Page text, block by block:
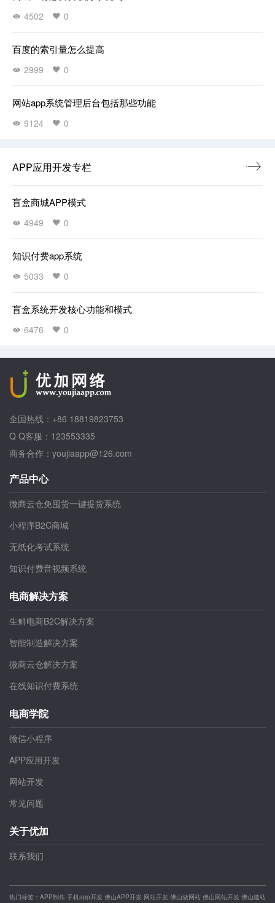
4502 0
百度的索引量怎么提高
2999 0
网站app系统管理后台包括那些功能
9124 0
APP应用开发专栏
盲盒商城APP模式
4949 0
知识付费app系统
5033 0
盲盒系统开发核心功能和模式
6476 0
全国热线：+86 18819823753
Q Q客服：123553335
商务合作：youjiaapp@126.com
产品中心
微商云仓免囤货一键提货系统
小程序B2C商城
无纸化考试系统
知识付费音视频系统
电商解决方案
生鲜电商B2C解决方案
智能制造解决方案
微商云仓解决方案
在线知识付费系统
电商学院
微信小程序
APP应用开发
网站开发
常见问题
关于优加
联系我们
热门标签： APP制作 手机app开发 佛山APP开发 网站开发 佛山做网站 佛山网站开发 佛山建站